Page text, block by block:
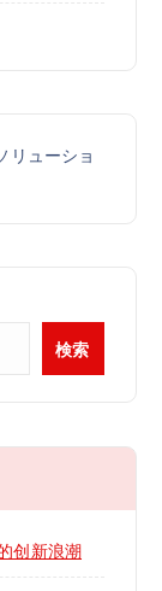
リューショ
検索
创新浪潮